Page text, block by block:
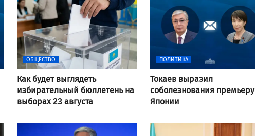
ОБЩЕСТВО
Как будет выглядеть
избирательный бюллетень на
выборах 23 августа
ПОЛИТИКА
Токаев выразил
соболезнования премьеру
Японии